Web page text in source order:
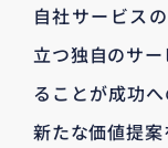
自社サービス
立つ独自のサ
ることが成功
新たな価値提案